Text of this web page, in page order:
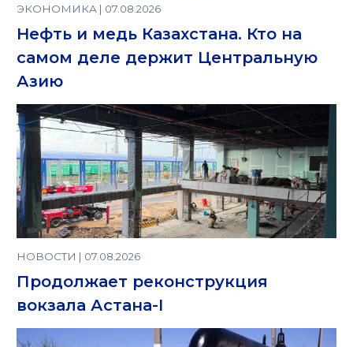
ЭКОНОМИКА | 07.08.2026
Нефть и медь Казахстана. Кто на
самом деле держит Центральную
Азию
НОВОСТИ | 07.08.2026
Продолжает реконструкция
вокзала Астана-I